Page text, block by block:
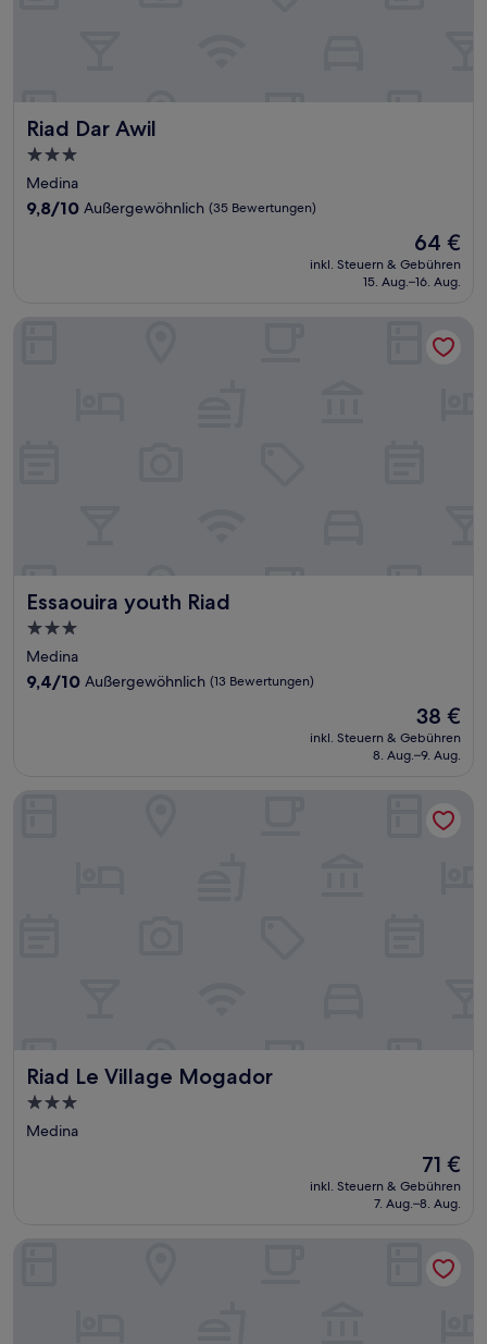
Riad Dar Awil
Riad Dar Awil
3.0-
Sterne-
Unterkunft
Medina
9.8
9,8/10 Außergewöhnlich (35 Bewertungen)
Der
Preis
beträgt
64 €
inkl. Steuern & Gebühren
15. Aug.–16. Aug.
Essaouira youth Riad
Essaouira youth Riad
3.0-
Sterne-
Unterkunft
Medina
9.4
9,4/10 Außergewöhnlich (13 Bewertungen)
Der
Preis
beträgt
38 €
inkl. Steuern & Gebühren
8. Aug.–9. Aug.
Essaouira youth Riad
Riad Le Village Mogador
Riad Le Village Mogador
3.0-
Sterne-
Medina
Der
Preis
beträgt
71 €
inkl. Steuern & Gebühren
7. Aug.–8. Aug.
Riad Emotion